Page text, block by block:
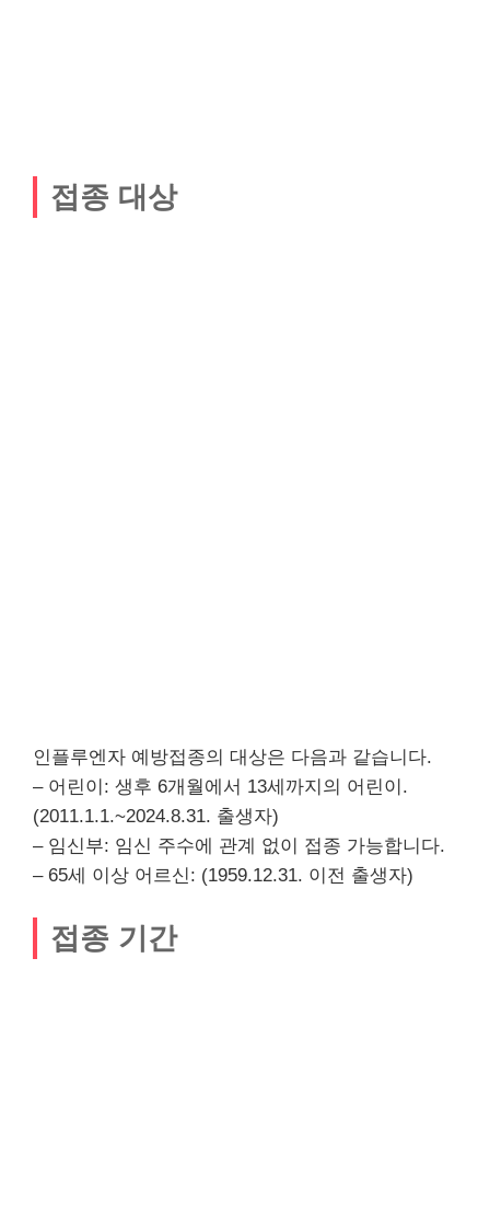
접종 대상
인플루엔자 예방접종의 대상은 다음과 같습니다.
– 어린이: 생후 6개월에서 13세까지의 어린이.
(2011.1.1.~2024.8.31. 출생자)
– 임신부: 임신 주수에 관계 없이 접종 가능합니다.
– 65세 이상 어르신: (1959.12.31. 이전 출생자)
접종 기간